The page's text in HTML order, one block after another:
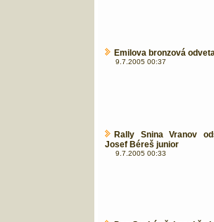
Emilova bronzová
9.7.2005 00:37
Rally Snina Vranov
Josef Béreš junior
9.7.2005 00:33